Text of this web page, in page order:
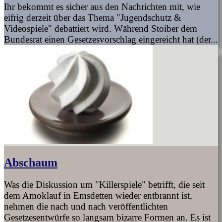
Ihr bekommt es sicher aus den Nachrichten mit, wie
eifrig derzeit über das Thema "Jugendschutz &
Videospiele" debattiert wird. Während Stoiber dem
Bundesrat einen Gesetzesvorschlag eingereicht hat (der...
Abschaum
Was die Diskussion um "Killerspiele" betrifft, die seit
dem Amoklauf in Emsdetten wieder entbrannt ist,
nehmen die nach und nach veröffentlichten
Gesetzesentwürfe so langsam bizarre Formen an. Es ist